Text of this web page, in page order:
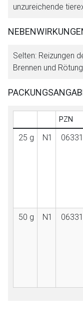
unzureichende
Selten: Reizungen
Brennen und Rötung.
PZN
25 g N1
50 g N1